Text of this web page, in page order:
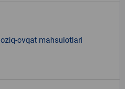
oziq-ovqat mahsulotlari